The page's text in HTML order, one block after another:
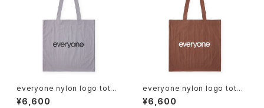
everyone nylon logo tote
bag (GRAY)
¥6,600
everyone nylon logo tote
bag (BROWN)
¥6,600